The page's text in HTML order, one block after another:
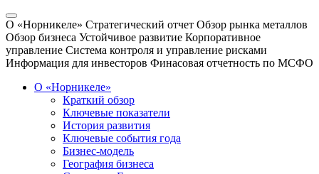
О «Норникеле» Стратегический отчет Обзор рынка металлов
Обзор бизнеса Устойчивое развитие Корпоративное
управление Система контроля и управление рисками
Информация для инвесторов Финасовая отчетность по МСФО
О «Норникеле»
Краткий обзор
Ключевые показатели
История развития
Ключевые события года
Бизнес-модель
География бизнеса